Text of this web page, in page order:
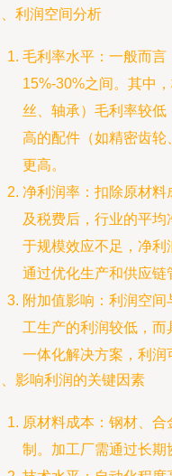
利润空间分析
毛利率水平：一般而
15%-30%之间。其中
丝、轴承）毛利率较
高的配件（如精密齿
更高。
净利润率：扣除原材
及税费后，行业的平
于规模效应不足，净
通过优化生产和供应链
附加值影响：利润空
工生产的利润较低，
一体化解决方案，利润
影响利润的关键因素
原材料成本：钢材、
制。加工厂需通过长期